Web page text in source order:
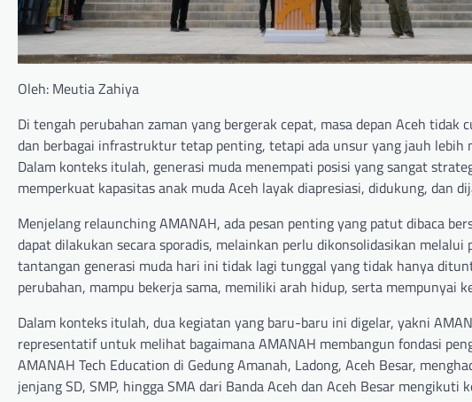
Oleh: Meutia Zahiya
Di tengah perubahan zaman yang bergerak cepat, masa depan Aceh
dan berbagai infrastruktur tetap penting, tetapi ada unsur yang jauh
Dalam konteks itulah, generasi muda menempati posisi yang sangat
memperkuat kapasitas anak muda Aceh layak diapresiasi, didukung, dan
Menjelang relaunching AMANAH, ada pesan penting yang patut dibaca
dapat dilakukan secara sporadis, melainkan perlu dikonsolidasikan
tantangan generasi muda hari ini tidak lagi tunggal yang tidak hanya
perubahan, mampu bekerja sama, memiliki arah hidup, serta mempunyai
Dalam konteks itulah, dua kegiatan yang baru-baru ini digelar, yakni
representatif untuk melihat bagaimana AMANAH membangun fondasi
AMANAH Tech Education di Gedung Amanah, Ladong, Aceh Besar,
jenjang SD, SMP, hingga SMA dari Banda Aceh dan Aceh Besar